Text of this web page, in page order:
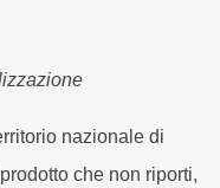
nazionale di
che non riporti,